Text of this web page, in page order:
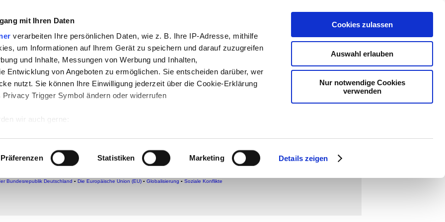
mit Ihren Daten
verarbeiten Ihre persönlichen Daten, wie z. B. Ihre IP-Adresse, mithilfe
um Informationen auf Ihrem Gerät zu speichern und darauf zuzugreifen
und Inhalte, Messungen von Werbung und Inhalten,
Entwicklung von Angeboten zu ermöglichen. Sie entscheiden darüber, wer
nutzt. Sie können Ihre Einwilligung jederzeit über die Cookie-Erklärung
Trigger Symbol ändern oder widerrufen
wir auch gerne:
Scannen nach bestimmten Merkmalen (Fingerprinting) identifizieren
wie Ihre persönlichen Daten verarbeitet werden, und legen Sie Ihre
fest.
Präferenzen Statistiken Marketing Details zeigen
Cookies zulassen
Auswahl erlauben
Nur notwendige Cookies
verwenden
-Geschichte-Politik -Pädagogik-Psychologie-
-Projekte-So navigiert man auf teachSam
-teachSam braucht Werbung
Paarbeziehungen
▪Überblick EINZELNE FORMEN Bilokale Paarbeziehungen
Bundesrepublik Deutschland ▪ Die Europäische Union (EU) ▪ Globalisierung ▪ Soziale Konflikte